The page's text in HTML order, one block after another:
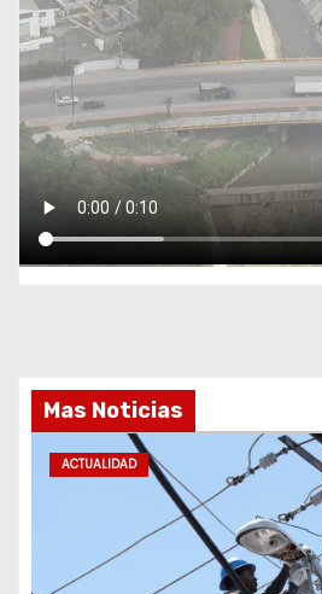
Mas Noticias
ACTUALIDAD